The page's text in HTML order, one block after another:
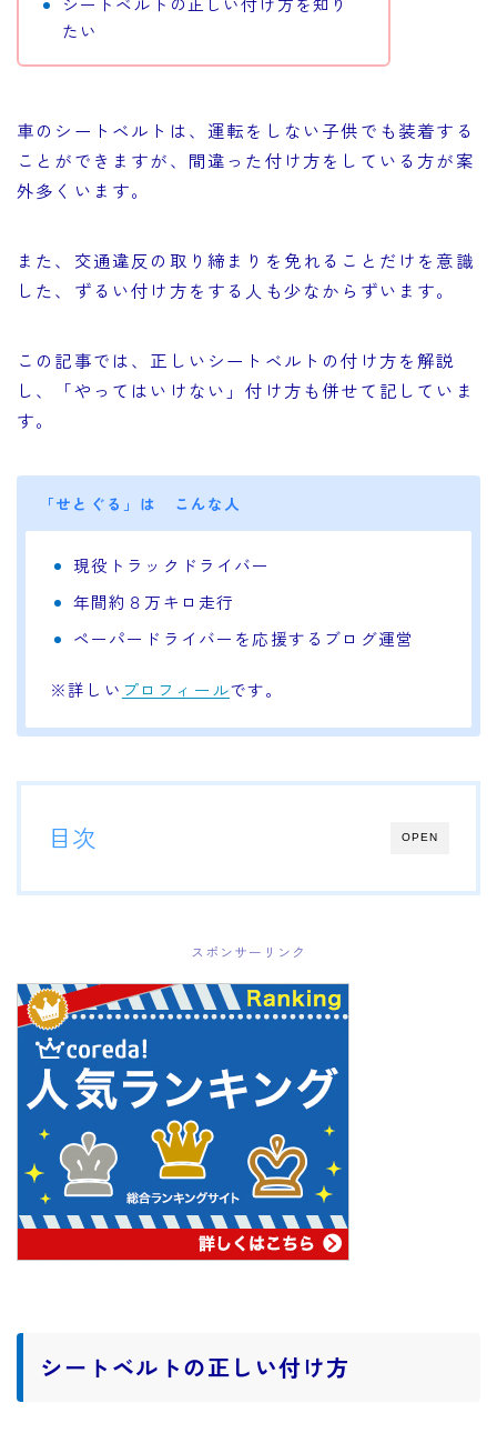
たい
車のシートベルトは、運転をしない子供でも装着する
ことができますが、間違った付け方をしている方が案
外多くいます。
また、交通違反の取り締まりを免れることだけを意識
した、ずるい付け方をする人も少なからずいます。
この記事では、正しいシートベルトの付け方を解説
し、「やってはいけない」付け方も併せて記していま
す。
「せとぐる」は こんな人
現役トラックドライバー
年間約８万キロ走行
ペーパードライバーを応援するブログ運営
※詳しい プロフィールです。
OPEN
目次
スポンサーリンク
シートベルトの正しい付け方